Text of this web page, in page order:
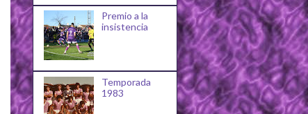
Premio a la
insistencia
Temporada
1983